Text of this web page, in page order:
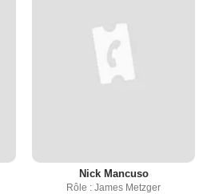
Nick Mancuso
Rôle : James Metzger